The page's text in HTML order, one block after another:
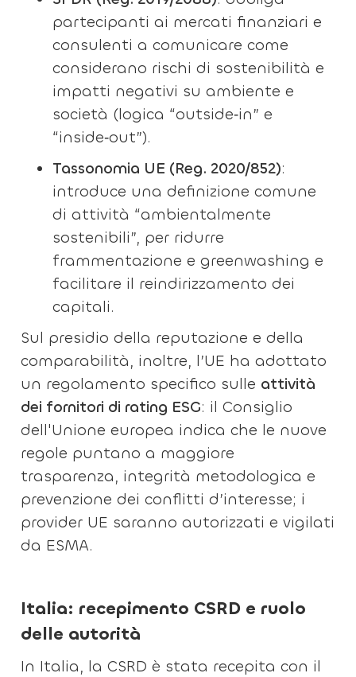
partecipanti ai mercati finanziari e
consulenti a comunicare come
considerano rischi di sostenibilità e
impatti negativi su ambiente e
società (logica “outside‑in” e
“inside‑out”).
Tassonomia UE (Reg. 2020/852):
introduce una definizione comune
di attività “ambientalmente
sostenibili”, per ridurre
frammentazione e greenwashing e
facilitare il reindirizzamento dei
capitali.
Sul presidio della reputazione e della
comparabilità, inoltre, l’UE ha adottato
un regolamento specifico sulle attività
dei fornitori di rating ESG: il Consiglio
dell'Unione europea indica che le nuove
regole puntano a maggiore
trasparenza, integrità metodologica e
prevenzione dei conflitti d’interesse; i
provider UE saranno autorizzati e vigilati
da ESMA.
Italia: recepimento CSRD e ruolo
delle autorità
In Italia, la CSRD è stata recepita con il